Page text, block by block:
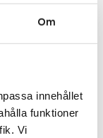
Om
innehållet
funktioner
Vi